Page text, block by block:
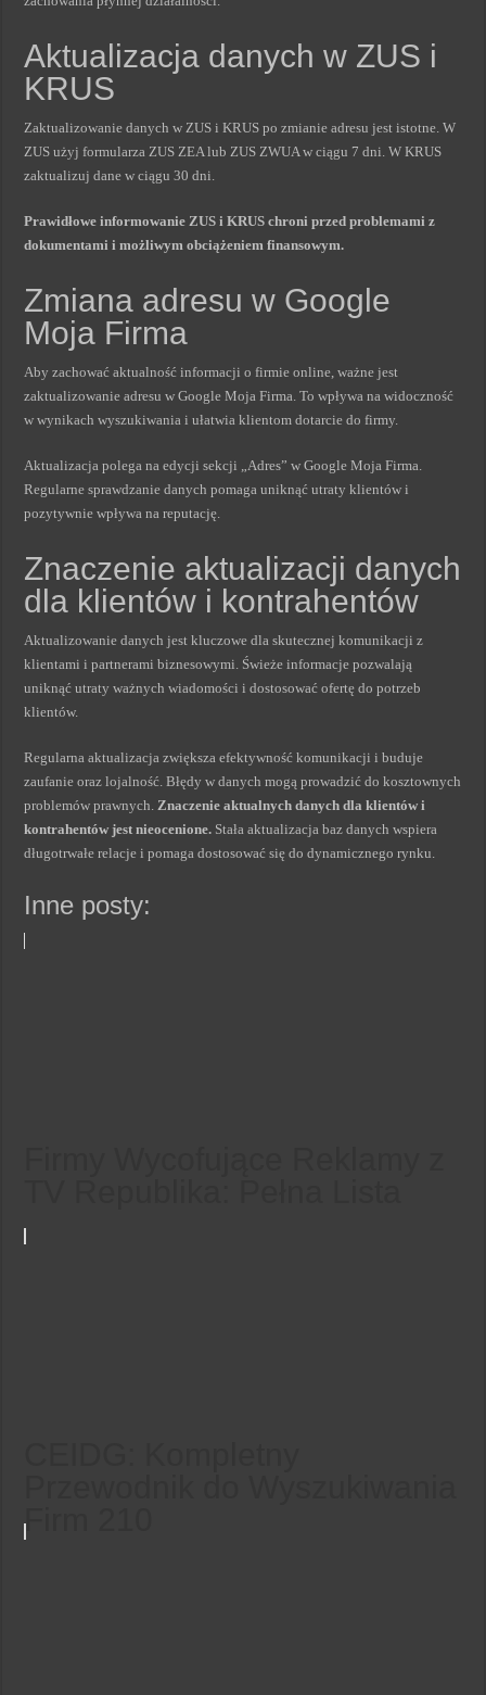
Aktualizacja danych w ZUS i
KRUS
Zaktualizowanie danych w ZUS i KRUS po zmianie adresu jest istotne. W
ZUS użyj formularza ZUS ZEA lub ZUS ZWUA w ciągu 7 dni. W KRUS
zaktualizuj dane w ciągu 30 dni.
Prawidłowe informowanie ZUS i KRUS chroni przed problemami z
dokumentami i możliwym obciążeniem finansowym.
Zmiana adresu w Google
Moja Firma
Aby zachować aktualność informacji o firmie online, ważne jest
zaktualizowanie adresu w Google Moja Firma. To wpływa na widoczność
w wynikach wyszukiwania i ułatwia klientom dotarcie do firmy.
Aktualizacja polega na edycji sekcji „Adres” w Google Moja Firma.
Regularne sprawdzanie danych pomaga uniknąć utraty klientów i
pozytywnie wpływa na reputację.
Znaczenie aktualizacji danych
dla klientów i kontrahentów
Aktualizowanie danych jest kluczowe dla skutecznej komunikacji z
klientami i partnerami biznesowymi. Świeże informacje pozwalają
uniknąć utraty ważnych wiadomości i dostosować ofertę do potrzeb
klientów.
Regularna aktualizacja zwiększa efektywność komunikacji i buduje
zaufanie oraz lojalność. Błędy w danych mogą prowadzić do kosztownych
problemów prawnych.Znaczenie aktualnych danych dla klientów i
kontrahentów jest nieocenione. Stała aktualizacja baz danych wspiera
długotrwałe relacje i pomaga dostosować się do dynamicznego rynku.
Inne posty:
Firm 210